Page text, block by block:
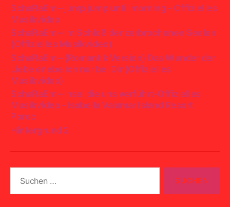
SchaRaEm – jump jump until morning – Offizielles
Musikvideo
SchaRaEm – Im Schloß der zerbrochenen Seelen
(Offizielles Musikvideo)
SchaRaEm – (Romantik Version) Das Wunder der
Liebe erlebe ich nur bei Dir (Offizielles
Musikvideo)
SchaRaEm – Insel die uns verführt-Offizielles
Musikvideo – Isabella Valamar Island Resort
Porec
Hintergrund 2
nach: